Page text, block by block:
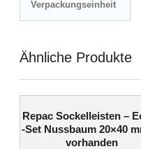
Verpackungseinheit
Ähnliche Produkte
Repac Sockelleisten –
-Set Nussbaum 20×40
vorhanden